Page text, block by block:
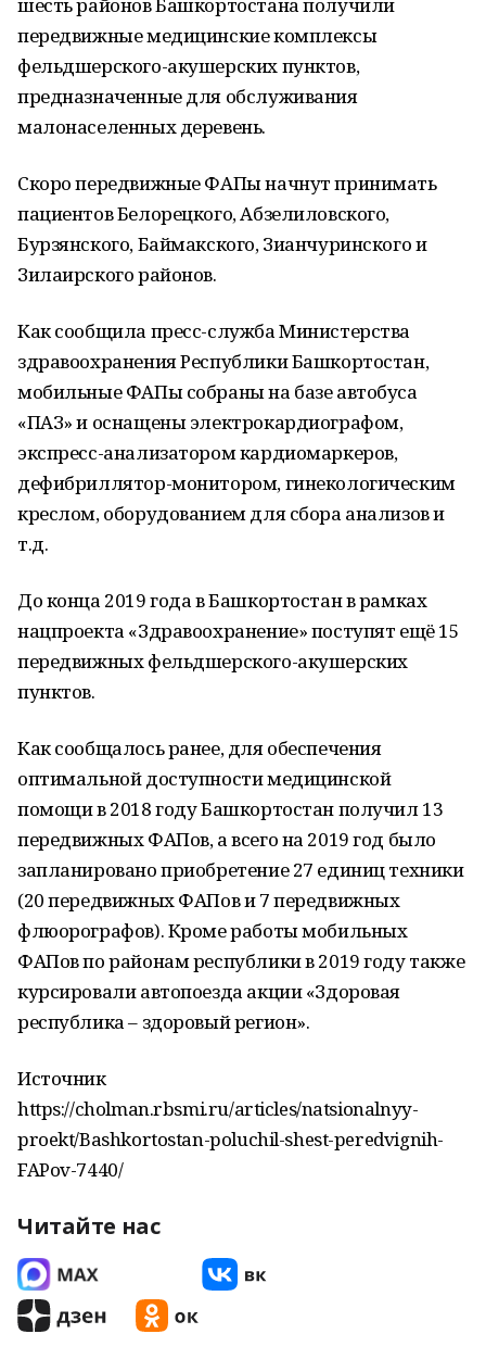
передвижные медицинские комплексы
фельдшерского-акушерских пунктов,
предназначенные для обслуживания
малонаселенных деревень.
Скоро передвижные ФАПы начнут принимать
пациентов Белорецкого, Абзелиловского,
Бурзянского, Баймакского, Зианчуринского и
Зилаирского районов.
Как сообщила пресс-служба Министерства
здравоохранения Республики Башкортостан,
мобильные ФАПы собраны на базе автобуса
«ПАЗ» и оснащены электрокардиографом,
экспресс-анализатором кардиомаркеров,
дефибриллятор-монитором, гинекологическим
креслом, оборудованием для сбора анализов и
т.д.
До конца 2019 года в Башкортостан в рамках
нацпроекта «Здравоохранение» поступят ещё 15
передвижных фельдшерского-акушерских
пунктов.
Как сообщалось ранее, для обеспечения
оптимальной доступности медицинской
помощи в 2018 году Башкортостан получил 13
передвижных ФАПов, а всего на 2019 год было
запланировано приобретение 27 единиц техники
(20 передвижных ФАПов и 7 передвижных
флюорографов). Кроме работы мобильных
ФАПов по районам республики в 2019 году также
курсировали автопоезда акции «Здоровая
республика – здоровый регион».
Источник
https://cholman.rbsmi.ru/articles/natsionalnyy-
proekt/Bashkortostan-poluchil-shest-peredvignih-
FAPov-7440/
Читайте нас